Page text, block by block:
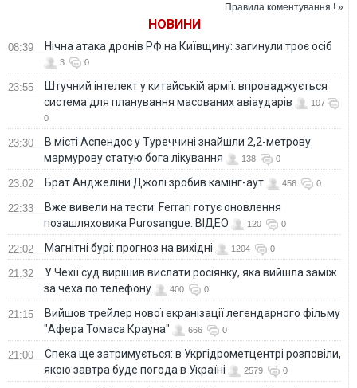
озброєння
Правила коментування ! »
НОВИНИ
08:39 Нічна атака дронів РФ на Київщину: загинули троє осіб
3 0
23:55
Штучний інтелект у китайській армії: впроваджується
система для планування масованих авіаударів
107
0
23:30
В місті Аспендос у Туреччині знайшли 2,2-метрову
мармурову статую бога лікування
138 0
23:02 Брат Анджеліни Джолі зробив камінг-аут 456 0
22:33
Вже вивели на тести: Ferrari готує оновлення
позашляховика Purosangue. ВІДЕО
120 0
22:02 Магнітні бурі: прогноз на вихідні 1204 0
21:32
У Чехії суд вирішив вислати росіянку, яка вийшла заміж
за чеха по телефону
400 0
21:15
Вийшов трейлер нової екранізації легендарного фільму
"Афера Томаса Крауна"
666 0
21:00
Спека ще затримується: в Укргідрометцентрі розповіли,
якою завтра буде погода в Україні
2579 0